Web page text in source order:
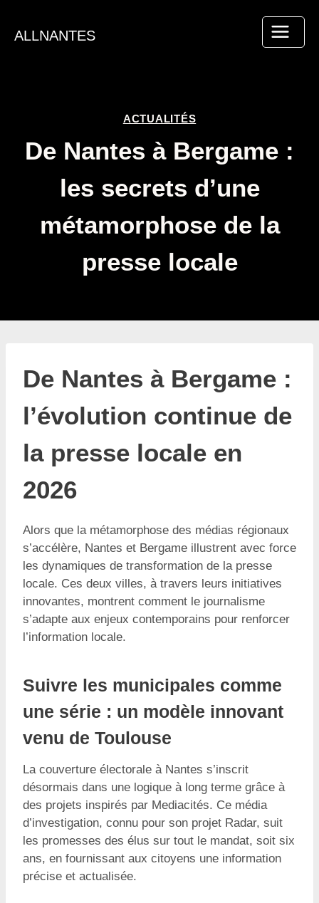
contenu
ALLNANTES
ACTUALITÉS
De Nantes à Bergame :
les secrets d’une
métamorphose de la
presse locale
De Nantes à Bergame :
l’évolution continue de
la presse locale en
2026
Alors que la métamorphose des médias régionaux
s’accélère, Nantes et Bergame illustrent avec force
les dynamiques de transformation de la presse
locale. Ces deux villes, à travers leurs initiatives
innovantes, montrent comment le journalisme
s’adapte aux enjeux contemporains pour renforcer
l’information locale.
Suivre les municipales comme
une série : un modèle innovant
venu de Toulouse
La couverture électorale à Nantes s’inscrit
désormais dans une logique à long terme grâce à
des projets inspirés par Mediacités. Ce média
d’investigation, connu pour son projet Radar, suit
les promesses des élus sur tout le mandat, soit six
ans, en fournissant aux citoyens une information
précise et actualisée.